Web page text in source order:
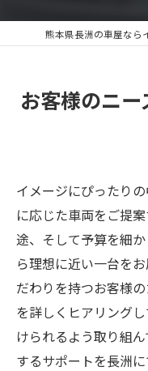
熊本県長洲の車屋なら
お客様のニ
イメージにぴったり
に応じた車両をご提
途、そして予算を細
ら理想に近い一台を
だわりを持つお客様
を詳しくヒアリング
けられるよう取り組
するサポートを長洲に